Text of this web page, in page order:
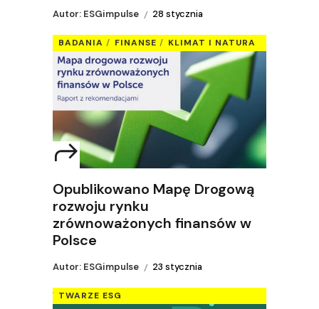
Autor: ESGimpulse 28 stycznia
BADANIA FINANSE KLIMAT I NATURA
Opublikowano Mapę Drogową
rozwoju rynku
zrównoważonych finansów w
Polsce
Autor: ESGimpulse 23 stycznia
TWARZE ESG